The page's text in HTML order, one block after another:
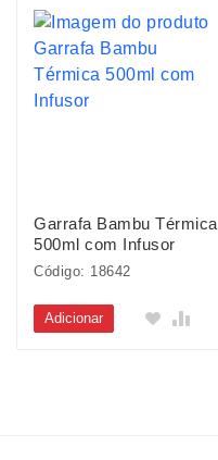
Garrafa Bambu Térmica
500ml com Infusor
Código: 18642
Adicionar